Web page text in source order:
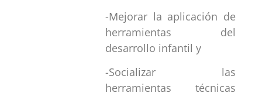
-Mejorar la aplicación de
herramientas del
desarrollo infantil y
-Socializar las
herramientas técnicas